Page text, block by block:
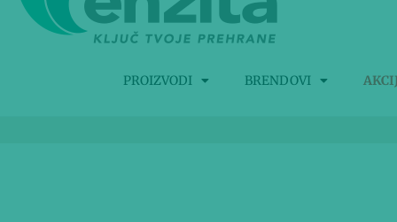
PROIZVODI BRENDOVI